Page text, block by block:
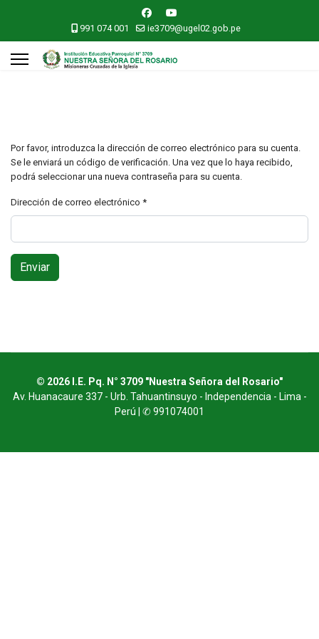
991 074 001 ie3709@ugel02.gob.pe
Por favor, introduzca la dirección de correo electrónico para su cuenta.
Se le enviará un código de verificación. Una vez que lo haya recibido,
podrá seleccionar una nueva contraseña para su cuenta.
Dirección de correo electrónico *
Enviar
© 2026 I.E. Pq. N° 3709 "Nuestra Señora del Rosario"
Av. Huanacaure 337 - Urb. Tahuantinsuyo - Independencia - Lima -
Perú | ✆ 991074001